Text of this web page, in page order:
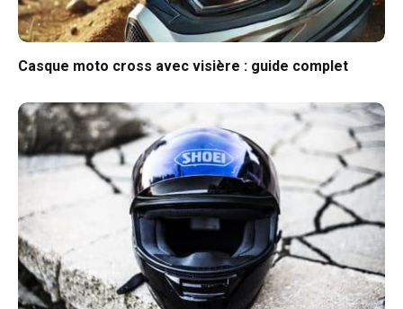
Casque moto cross avec visière : guide complet